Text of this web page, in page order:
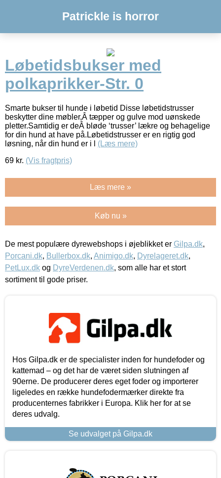
Patrickle is horror
Løbetidsbukser med
polkaprikker-Str. 0
Smarte bukser til hunde i løbetid Disse løbetidstrusser
beskytter dine møbler,Â tæpper og gulve mod uønskede
pletter.Samtidig er deÂ bløde ‘trusser’ lækre og behagelige
for din hund at have på.Løbetidstrusser er en rigtig god
løsning, når din hund er i l (Læs mere)
69 kr. (Vis fragtpris)
Læs mere »
Køb nu »
De mest populære dyrewebshops i øjeblikket er Gilpa.dk,
Porcani.dk, Bullerbox.dk, Animigo.dk, Dyrelageret.dk,
PetLux.dk og DyreVerdenen.dk, som alle har et stort
sortiment til gode priser.
Hos Gilpa.dk er de specialister inden for hundefoder og
kattemad – og det har de været siden slutningen af
90erne. De producerer deres eget foder og importerer
ligeledes en række hundefodermærker direkte fra
producenternes fabrikker i Europa. Klik her for at se
deres udvalg.
Se udvalget på Gilpa.dk